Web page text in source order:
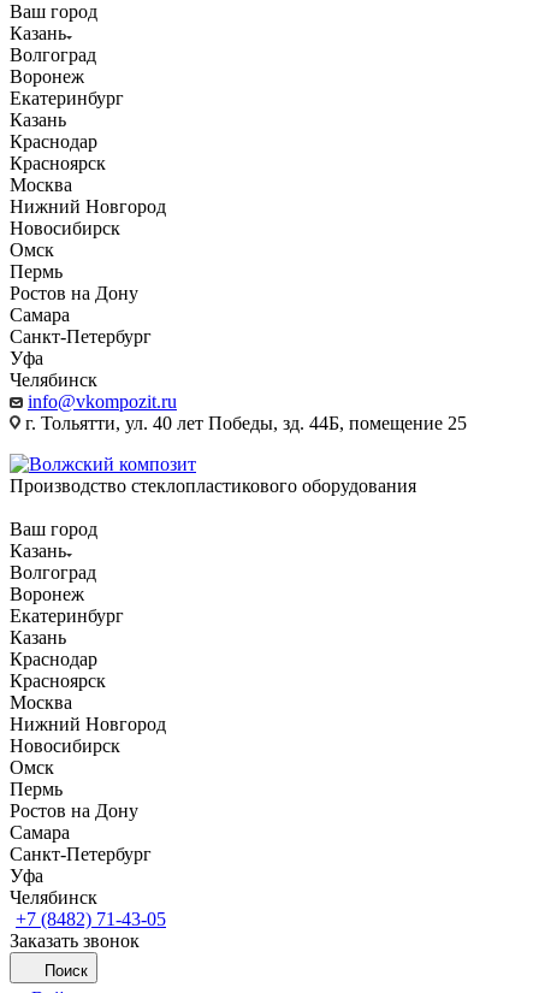
Ваш город
Казань
Волгоград
Воронеж
Екатеринбург
Казань
Краснодар
Красноярск
Москва
Нижний Новгород
Новосибирск
Омск
Пермь
Ростов на Дону
Самара
Санкт-Петербург
Уфа
Челябинск
info@vkompozit.ru
г. Тольятти, ул. 40 лет Победы, зд. 44Б, помещение 25
Производство стеклопластикового оборудования
Ваш город
Казань
Волгоград
Воронеж
Екатеринбург
Казань
Краснодар
Красноярск
Москва
Нижний Новгород
Новосибирск
Омск
Пермь
Ростов на Дону
Самара
Санкт-Петербург
Уфа
Челябинск
+7 (8482) 71-43-05
Заказать звонок
Поиск